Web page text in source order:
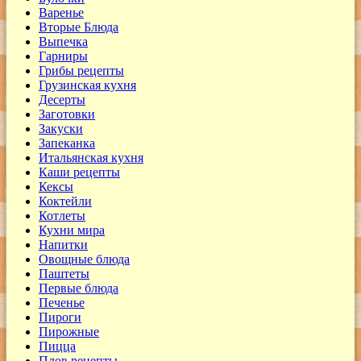
Варенье
Вторые Блюда
Выпечка
Гарниры
Грибы рецепты
Грузинская кухня
Десерты
Заготовки
Закуски
Запеканка
Итальянская кухня
Каши рецепты
Кексы
Коктейли
Котлеты
Кухни мира
Напитки
Овощные блюда
Паштеты
Первые блюда
Печенье
Пироги
Пирожные
Пицца